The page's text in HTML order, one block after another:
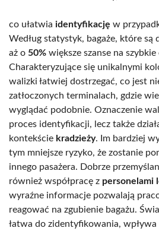
co ułatwia identyfikację w
Według statystyk, bagaże, które są
aż o 50% większe szanse na szybkie
Charakteryzujące się unikalnymi
walizki łatwiej dostrzegać, co jest
zatłoczonych terminalach, gdzie
wyglądać podobnie. Oznaczenie
proces identyfikacji, lecz także
kontekście kradzieży. Im bardziej
tym mniejsze ryzyko, że zostanie
innego pasażera. Dobrze
również współpracę z personelami
wyraźne informacje pozwalają
reagować na zgubienie bagażu.
łatwa do zidentyfikowania,